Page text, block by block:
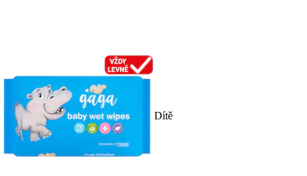
Dítě